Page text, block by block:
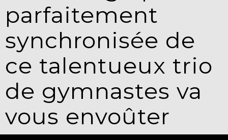
parfaitement
synchronisée de
ce talentueux trio
de gymnastes va
vous envoûter